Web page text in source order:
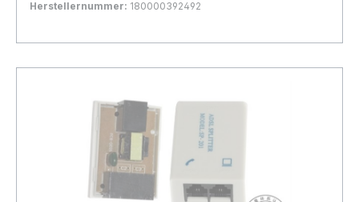
ADSL physical connection ATM AAL5 •
(RFC2684/1483) Wi-Fi • Frequency: 2.4 GHz •
broadcast/hidden SSIDs
Herstellernummer: 180000392492
In den Warenkorb